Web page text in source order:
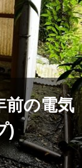
前の電気
)